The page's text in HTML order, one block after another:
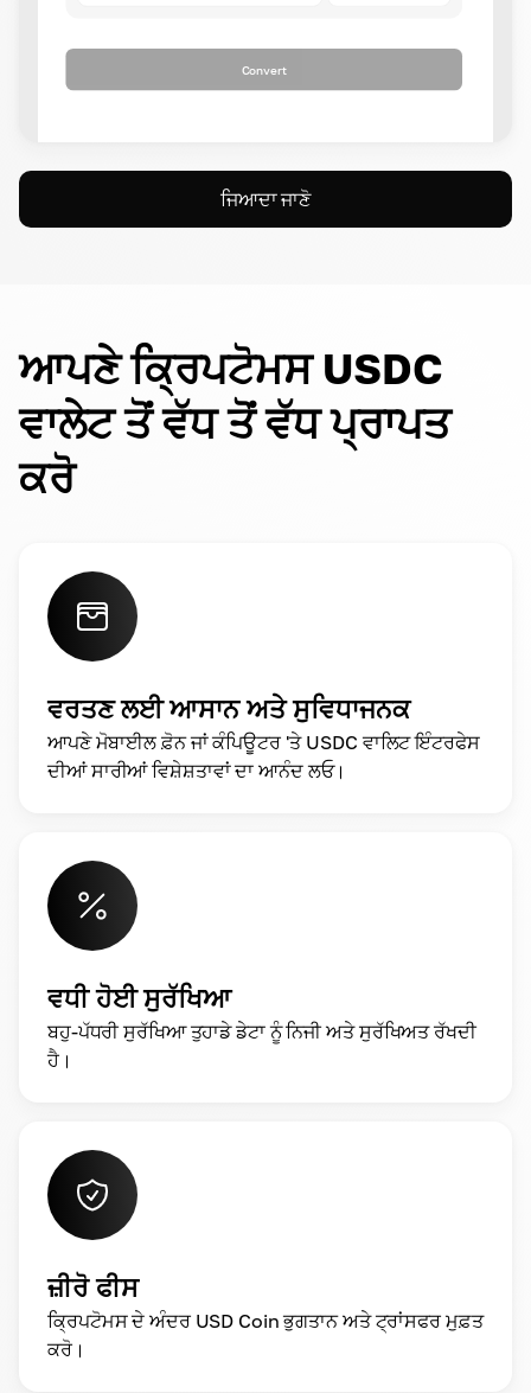
Convert
ਜਿਆਦਾ ਜਾਣੋ
ਆਪਣੇ ਕ੍ਰਿਪਟੋਮਸ USDC
ਵਾਲੇਟ ਤੋਂ ਵੱਧ ਤੋਂ ਵੱਧ ਪ੍ਰਾਪਤ
ਕਰੋ
ਵਰਤਣ ਲਈ ਆਸਾਨ ਅਤੇ ਸੁਵਿਧਾਜਨਕ
ਆਪਣੇ ਮੋਬਾਈਲ ਫ਼ੋਨ ਜਾਂ ਕੰਪਿਊਟਰ 'ਤੇ USDC ਵਾਲਿਟ ਇੰਟਰਫੇਸ
ਦੀਆਂ ਸਾਰੀਆਂ ਵਿਸ਼ੇਸ਼ਤਾਵਾਂ ਦਾ ਆਨੰਦ ਲਓ।
ਵਧੀ ਹੋਈ ਸੁਰੱਖਿਆ
ਬਹੁ-ਪੱਧਰੀ ਸੁਰੱਖਿਆ ਤੁਹਾਡੇ ਡੇਟਾ ਨੂੰ ਨਿਜੀ ਅਤੇ ਸੁਰੱਖਿਅਤ ਰੱਖਦੀ
ਹੈ।
ਜ਼ੀਰੋ ਫੀਸ
ਕ੍ਰਿਪਟੋਮਸ ਦੇ ਅੰਦਰ USD Coin ਭੁਗਤਾਨ ਅਤੇ ਟ੍ਰਾਂਸਫਰ ਮੁਫ਼ਤ
ਕਰੋ।